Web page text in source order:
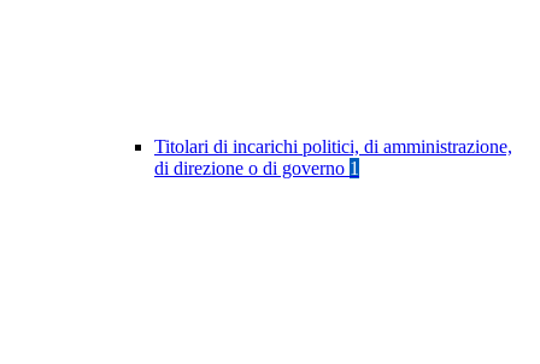
Titolari di incarichi politici, di amministrazione,
di direzione o di governo 1